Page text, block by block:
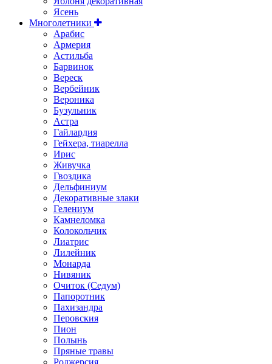
Ясень
Многолетники
Арабис
Армерия
Астильбa
Барвинок
Вереск
Вербейник
Вероника
Бузульник
Астра
Гайлардия
Гейхера, тиарелла
Ирис
Живучка
Гвоздика
Дельфиниум
Декоративные злаки
Гелениум
Камнеломка
Колокольчик
Лиатрис
Лилейник
Монарда
Нивяник
Очиток (Седум)
Папоротник
Пахизандра
Перовския
Пион
Полынь
Пряные травы
Роджерсия